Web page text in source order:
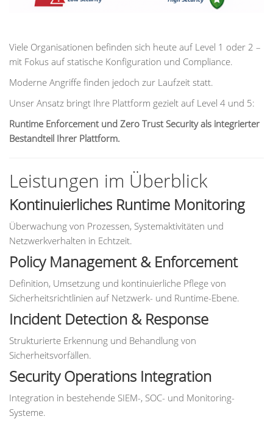
Viele Organisationen befinden sich heute auf Level 1 oder 2 –
mit Fokus auf statische Konfiguration und Compliance.
Moderne Angriffe finden jedoch zur Laufzeit statt.
Unser Ansatz bringt Ihre Plattform gezielt auf Level 4 und 5:
Runtime Enforcement und Zero Trust Security als integrierter
Bestandteil Ihrer Plattform.
Leistungen im Überblick
Kontinuierliches Runtime Monitoring
Überwachung von Prozessen, Systemaktivitäten und
Netzwerkverhalten in Echtzeit.
Policy Management & Enforcement
Definition, Umsetzung und kontinuierliche Pflege von
Sicherheitsrichtlinien auf Netzwerk- und Runtime-Ebene.
Incident Detection & Response
Strukturierte Erkennung und Behandlung von
Sicherheitsvorfällen.
Security Operations Integration
Integration in bestehende SIEM-, SOC- und Monitoring-
Systeme.